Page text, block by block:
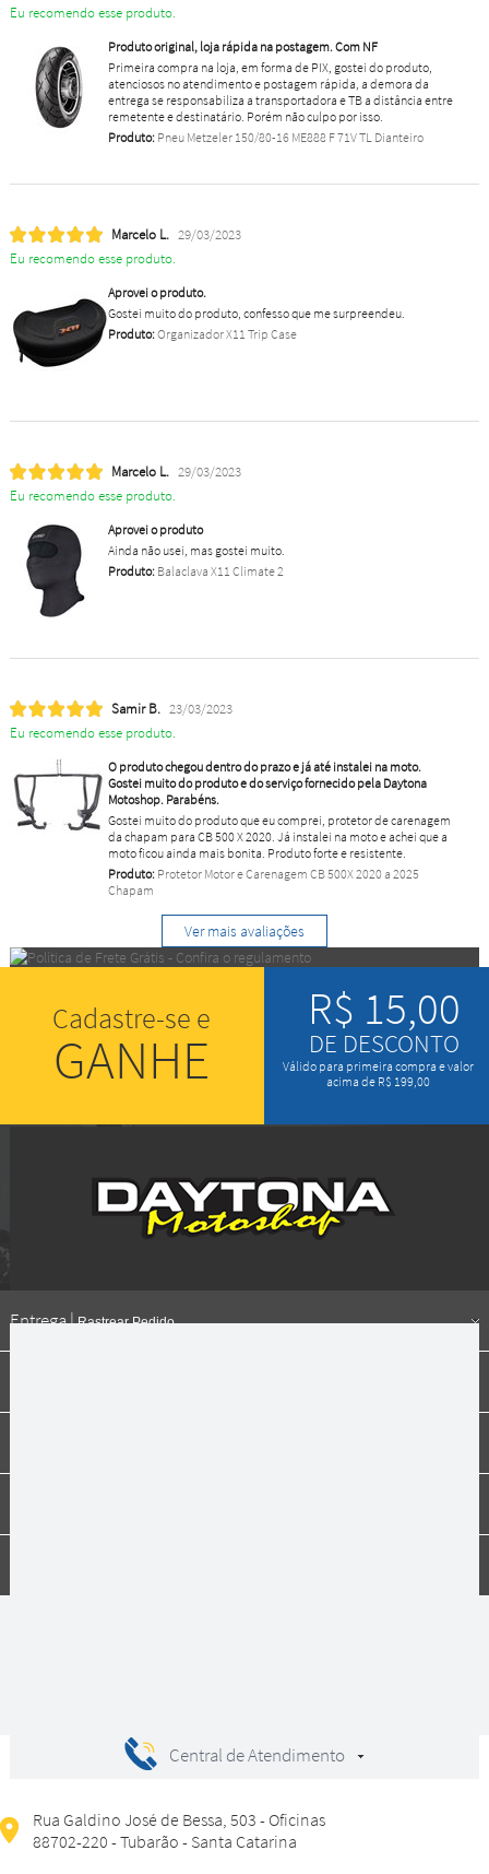
Eu recomendo esse produto.
Produto original, loja rápida na postagem. Com NF
Primeira compra na loja, em forma de PIX, gostei do produto,
atenciosos no atendimento e postagem rápida, a demora da
entrega se responsabiliza a transportadora e TB a distância entre
remetente e destinatário. Porém não culpo por isso.
Produto:Pneu Metzeler 150/80-16 ME888 F 71V TL Dianteiro
Marcelo L. 29/03/2023
Eu recomendo esse produto.
Aprovei o produto.
Gostei muito do produto, confesso que me surpreendeu.
Produto:Organizador X11 Trip Case
Marcelo L. 29/03/2023
Eu recomendo esse produto.
Aprovei o produto
Ainda não usei, mas gostei muito.
Produto:Balaclava X11 Climate 2
Samir B. 23/03/2023
Eu recomendo esse produto.
O produto chegou dentro do prazo e já até instalei na moto.
Gostei muito do produto e do serviço fornecido pela Daytona
Motoshop. Parabéns.
Gostei muito do produto que eu comprei, protetor de carenagem
da chapam para CB 500 X 2020. Já instalei na moto e achei que a
moto ficou ainda mais bonita. Produto forte e resistente.
Produto:Protetor Motor e Carenagem CB 500X 2020 a 2025
Chapam
Ver mais avaliações
Cadastre-se e
GANHE
R$ 15,00
DE DESCONTO
Válido para primeira compra e valor
acima de R$ 199,00
Entrega |Rastrear Pedido
Central de Atendimento
Rua Galdino José de Bessa, 503 - Oficinas
88702-220 - Tubarão - Santa Catarina